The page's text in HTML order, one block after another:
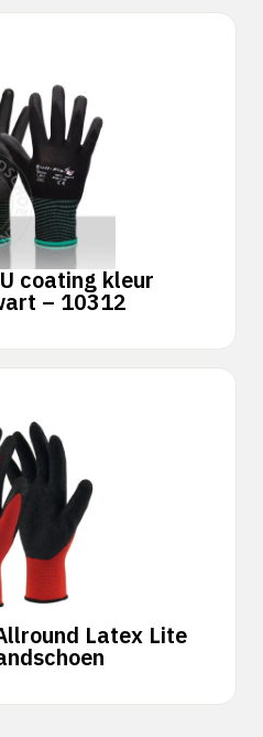
coating kleur
– 10312
Latex Lite